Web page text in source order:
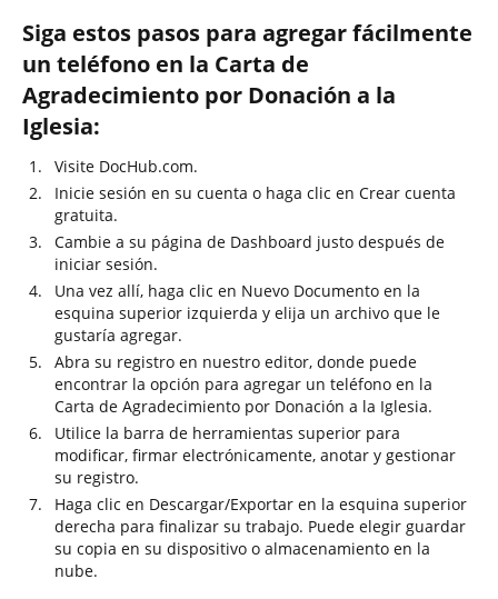
Siga estos pasos para agregar fácilmente
un teléfono en la Carta de
Agradecimiento por Donación a la
Iglesia:
Visite DocHub.com.
Inicie sesión en su cuenta o haga clic en Crear cuenta
gratuita.
Cambie a su página de Dashboard justo después de
iniciar sesión.
Una vez allí, haga clic en Nuevo Documento en la
esquina superior izquierda y elija un archivo que le
gustaría agregar.
Abra su registro en nuestro editor, donde puede
encontrar la opción para agregar un teléfono en la
Carta de Agradecimiento por Donación a la Iglesia.
Utilice la barra de herramientas superior para
modificar, firmar electrónicamente, anotar y gestionar
su registro.
Haga clic en Descargar/Exportar en la esquina superior
derecha para finalizar su trabajo. Puede elegir guardar
su copia en su dispositivo o almacenamiento en la
nube.